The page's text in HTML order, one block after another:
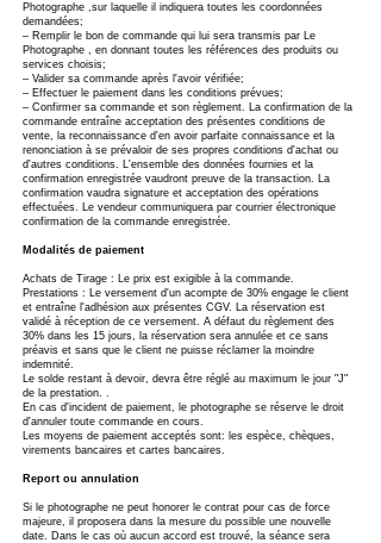
Photographe ,sur laquelle il indiquera toutes les coordonnées
demandées;
– Remplir le bon de commande qui lui sera transmis par Le
Photographe , en donnant toutes les références des produits ou
services choisis;
– Valider sa commande après l'avoir vérifiée;
– Effectuer le paiement dans les conditions prévues;
– Confirmer sa commande et son règlement. La confirmation de la
commande entraîne acceptation des présentes conditions de
vente, la reconnaissance d'en avoir parfaite connaissance et la
renonciation à se prévaloir de ses propres conditions d'achat ou
d'autres conditions. L'ensemble des données fournies et la
confirmation enregistrée vaudront preuve de la transaction. La
confirmation vaudra signature et acceptation des opérations
effectuées. Le vendeur communiquera par courrier électronique
confirmation de la commande enregistrée.
Modalités de paiement
Achats de Tirage : Le prix est exigible à la commande.
Prestations : Le versement d'un acompte de 30% engage le client
et entraîne l'adhésion aux présentes CGV. La réservation est
validé à réception de ce versement. A défaut du règlement des
30% dans les 15 jours, la réservation sera annulée et ce sans
préavis et sans que le client ne puisse réclamer la moindre
indemnité.
Le solde restant à devoir, devra être réglé au maximum le jour "J"
de la prestation. .
En cas d'incident de paiement, le photographe se réserve le droit
d'annuler toute commande en cours.
Les moyens de paiement acceptés sont: les espèce, chèques,
virements bancaires et cartes bancaires.
Report ou annulation
Si le photographe ne peut honorer le contrat pour cas de force
majeure, il proposera dans la mesure du possible une nouvelle
date. Dans le cas où aucun accord est trouvé, la séance sera